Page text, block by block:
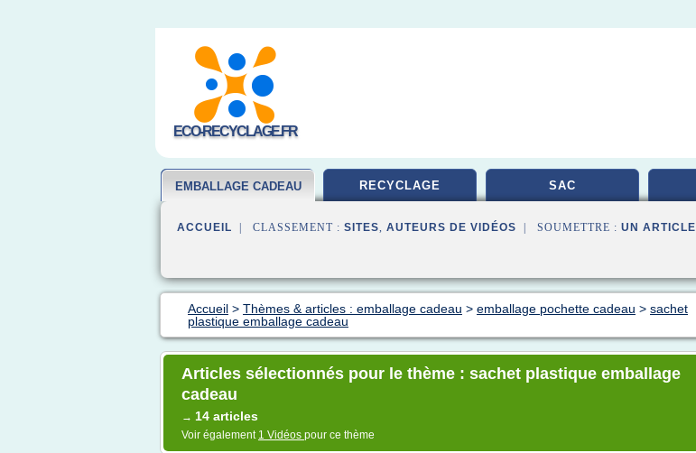
ECO-RECYCLAGE.FR
EMBALLAGE CADEAU RECYCLAGE SAC
ACCUEIL | CLASSEMENT : SITES, AUTEURS DE VIDÉOS | SOUMETTRE : UN ARTICLE
Accueil > Thèmes & articles : emballage cadeau > emballage pochette cadeau > sachet
plastique emballage cadeau
Articles sélectionnés pour le thème : sachet plastique emballage
cadeau
→ 14 articles
Voir également 1 Vidéos pour ce thème